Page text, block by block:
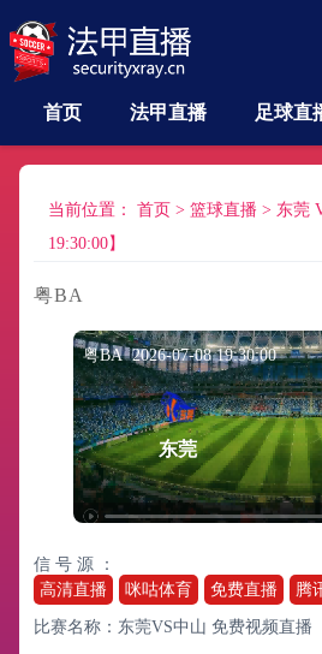
首页 法甲直播 足球直
当前位置： 首页 > 篮球直播 > 东莞
19:30:00】
粤BA
粤BA 2026-07-08 19:30:00
东莞
信 号 源 ：
高清直播
咪咕体育 免费直播 腾
比赛名称：东莞VS中山 免费视频直播